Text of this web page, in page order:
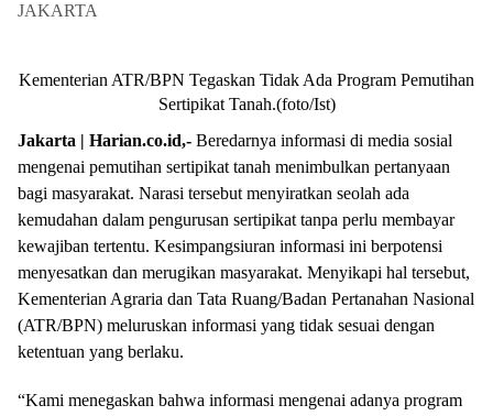
JAKARTA
Kementerian ATR/BPN Tegaskan Tidak Ada Program Pemutihan
Sertipikat Tanah.(foto/Ist)
Jakarta | Harian.co.id,- Beredarnya informasi di media sosial
mengenai pemutihan sertipikat tanah menimbulkan pertanyaan
bagi masyarakat. Narasi tersebut menyiratkan seolah ada
kemudahan dalam pengurusan sertipikat tanpa perlu membayar
kewajiban tertentu. Kesimpangsiuran informasi ini berpotensi
menyesatkan dan merugikan masyarakat. Menyikapi hal tersebut,
Kementerian Agraria dan Tata Ruang/Badan Pertanahan Nasional
(ATR/BPN) meluruskan informasi yang tidak sesuai dengan
ketentuan yang berlaku.
“Kami menegaskan bahwa informasi mengenai adanya program